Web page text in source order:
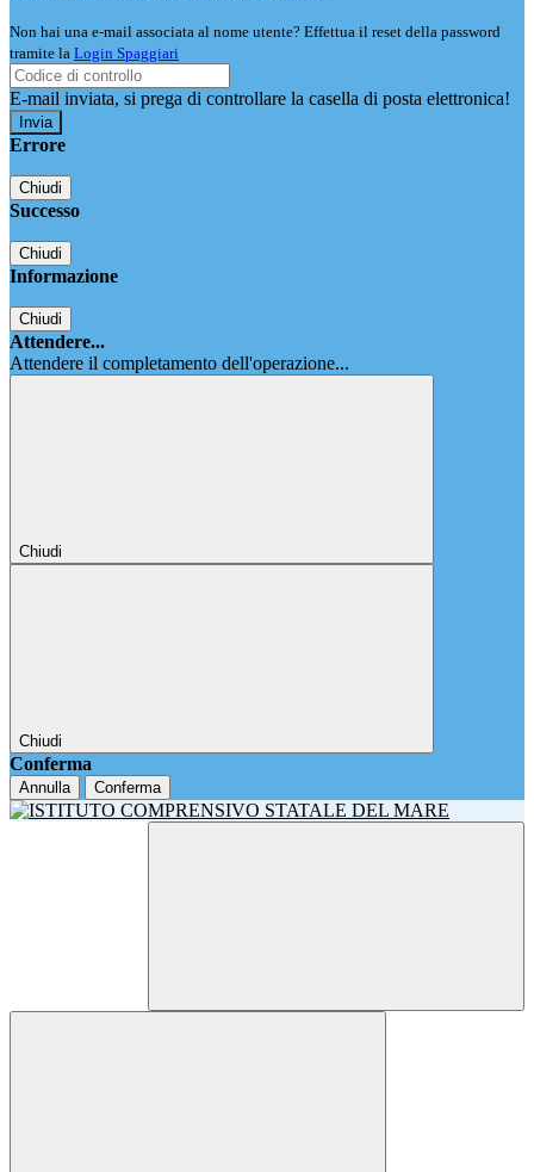
Non hai una e-mail associata al nome utente? Effettua il reset della password
tramite la Login Spaggiari
E-mail inviata, si prega di controllare la casella di posta elettronica!
Errore
Chiudi
Successo
Chiudi
Informazione
Chiudi
Attendere...
Attendere il completamento dell'operazione...
Chiudi
Chiudi
Conferma
Annulla Conferma